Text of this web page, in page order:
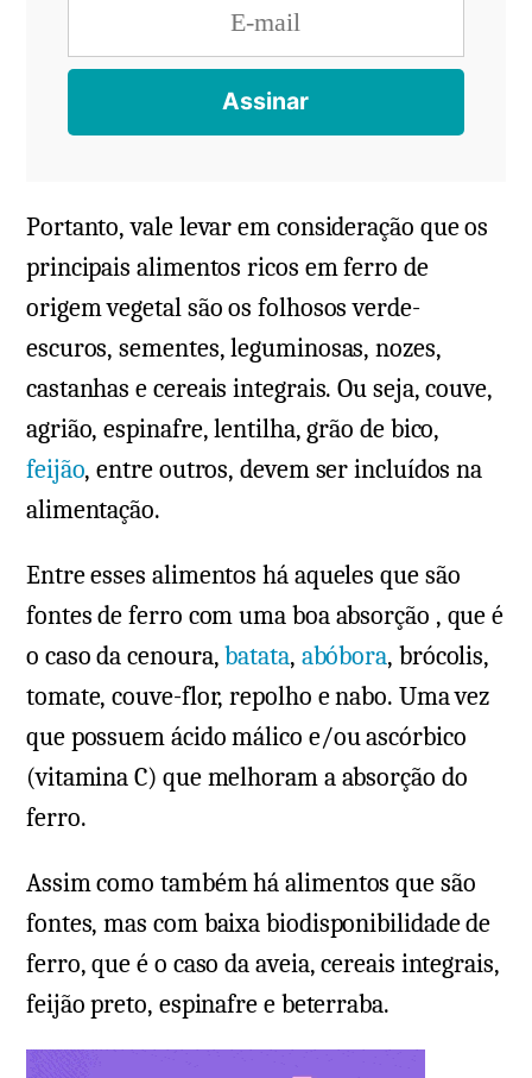
Portanto, vale levar em consideração que os
principais alimentos ricos em ferro de
origem vegetal são os folhosos verde-
escuros, sementes, leguminosas, nozes,
castanhas e cereais integrais. Ou seja, couve,
agrião, espinafre, lentilha, grão de bico,
feijão, entre outros, devem ser incluídos na
alimentação.
Entre esses alimentos há aqueles que são
fontes de ferro com uma boa absorção , que é
o caso da cenoura,batata, abóbora, brócolis,
tomate, couve-flor, repolho e nabo. Uma vez
que possuem ácido málico e/ou ascórbico
(vitamina C) que melhoram a absorção do
ferro.
Assim como também há alimentos que são
fontes, mas com baixa biodisponibilidade de
ferro, que é o caso da aveia, cereais integrais,
feijão preto, espinafre e beterraba.